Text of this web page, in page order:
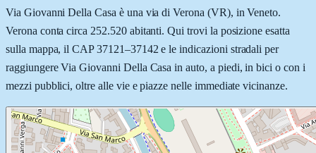
Via Giovanni Della Casa è una via di Verona (VR), in Veneto.
Verona conta circa 252.520 abitanti. Qui trovi la posizione esatta
sulla mappa, il CAP 37121–37142 e le indicazioni stradali per
raggiungere Via Giovanni Della Casa in auto, a piedi, in bici o con i
mezzi pubblici, oltre alle vie e piazze nelle immediate vicinanze.